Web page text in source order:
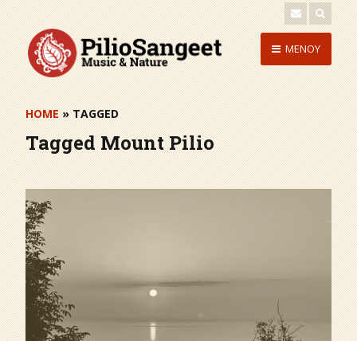
Skip
to
content
MENOY
Skip
to
content
HOME» TAGGED
TaggedMount Pilio